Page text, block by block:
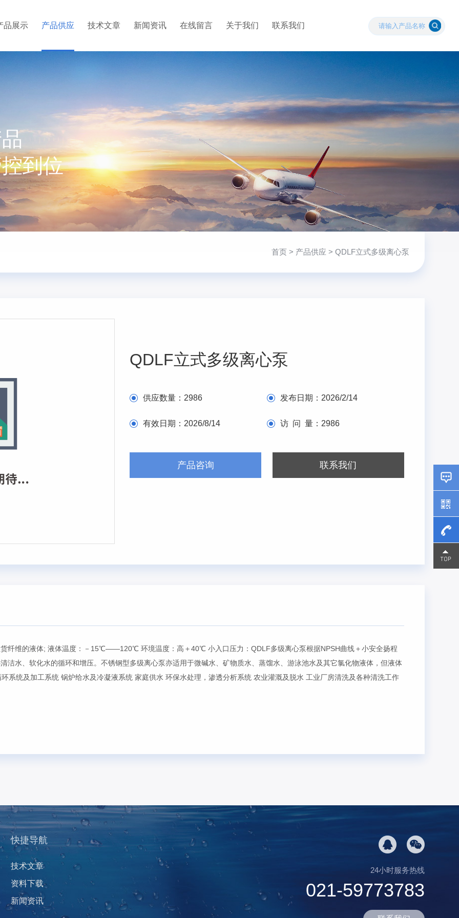
品展示 产品供应 技术文章 新闻资讯 在线留言 关于我们 联系我们
到位
首页> 产品供应 > QDLF立式多级离心泵
QDLF立式多级离心泵
供应数量： 2986 发布日期： 2026/2/14
有效日期： 2026/8/14 访 问 量： 2986
产品咨询 联系我们
维的液体; 液体温度：－15℃——120℃ 环境温度：高＋40℃ 小入口压力：QDLF多级离心泵根据NPSH曲线＋小安全扬程
洁水、软化水的循环和增压。不锈钢型多级离心泵亦适用于微碱水、矿物质水、蒸馏水、游泳池水及其它氯化物液体，但液体
系统及加工系统 锅炉给水及冷凝液系统 家庭供水 环保水处理，渗透分析系统 农业灌溉及脱水 工业厂房清洗及各种清洗工作
快捷导航
技术文章
资料下载
新闻资讯
24小时服务热线
021-59773783